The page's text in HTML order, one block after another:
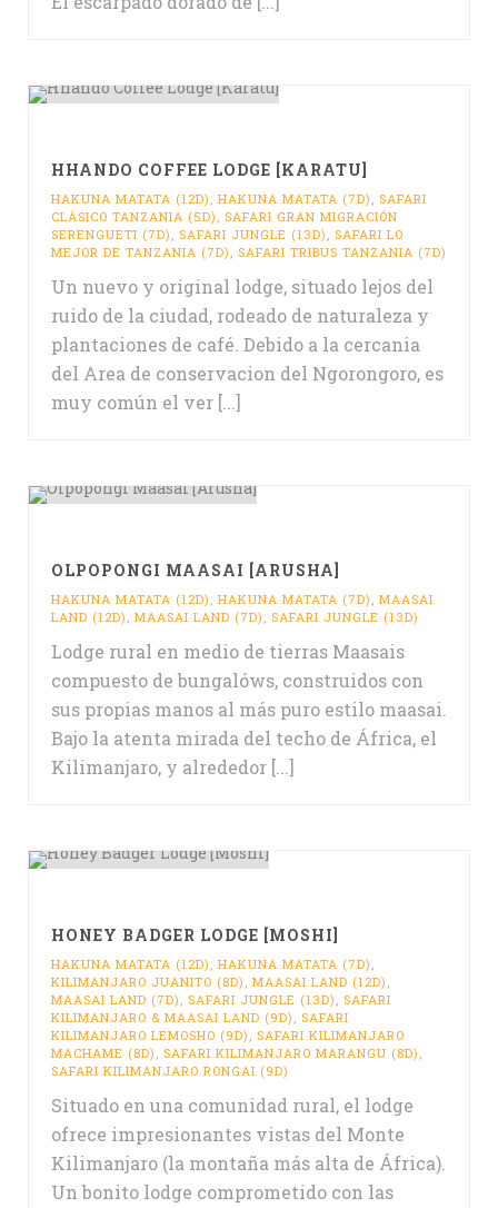
HHANDO COFFEE LODGE [KARATU]
HAKUNA MATATA (12D) , HAKUNA MATATA (7D) , SAFARI
CLÁSICO TANZANIA (5D) , SAFARI GRAN MIGRACIÓN
SERENGUETI (7D) , SAFARI JUNGLE (13D) , SAFARI LO
MEJOR DE TANZANIA (7D) , SAFARI TRIBUS TANZANIA (7D)
Un nuevo y original lodge, situado lejos del
ruido de la ciudad, rodeado de naturaleza y
plantaciones de café. Debido a la cercania
del Area de conservacion del Ngorongoro, es
muy común el ver [...]
OLPOPONGI MAASAI [ARUSHA]
HAKUNA MATATA (12D) , HAKUNA MATATA (7D) , MAASAI
LAND (12D) , MAASAI LAND (7D) , SAFARI JUNGLE (13D)
Lodge rural en medio de tierras Maasais
compuesto de bungalóws, construidos con
sus propias manos al más puro estilo maasai.
Bajo la atenta mirada del techo de África, el
Kilimanjaro, y alrededor [...]
HONEY BADGER LODGE [MOSHI]
HAKUNA MATATA (12D) , HAKUNA MATATA (7D) ,
KILIMANJARO JUANITO (8D) , MAASAI LAND (12D) ,
MAASAI LAND (7D) , SAFARI JUNGLE (13D) , SAFARI
KILIMANJARO & MAASAI LAND (9D) , SAFARI
KILIMANJARO LEMOSHO (9D) , SAFARI KILIMANJARO
MACHAME (8D) , SAFARI KILIMANJARO MARANGU (8D) ,
SAFARI KILIMANJARO RONGAI (9D)
Situado en una comunidad rural, el lodge
ofrece impresionantes vistas del Monte
Kilimanjaro (la montaña más alta de África).
Un bonito lodge comprometido con las